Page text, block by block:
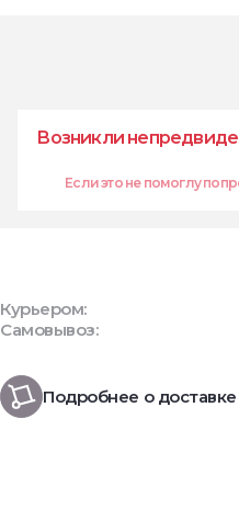
Возникли
Если это не помоглу
Курьером:
Самовывоз:
Подробнее о доставке